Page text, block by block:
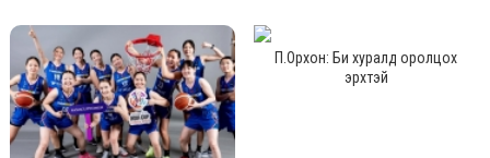
П.Орхон: Би хуралд оролцох
эрхтэй